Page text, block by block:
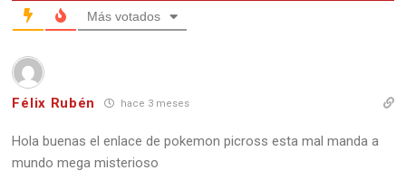
Más votados
Félix Rubén hace 3 meses
Hola buenas el enlace de pokemon picross esta mal manda a
mundo mega misterioso